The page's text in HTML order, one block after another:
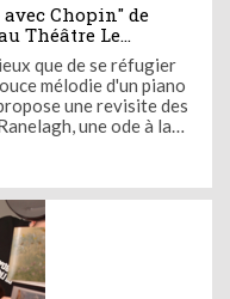
Chopin" de
Théâtre Le
que de se réfugier
mélodie d'un piano
une revisite des
une ode à la